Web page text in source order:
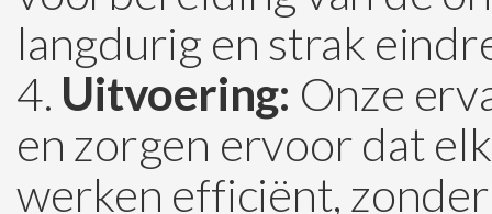
langdurig en strak
Uitvoering: Onze
en zorgen ervoor dat
werken efficiënt,